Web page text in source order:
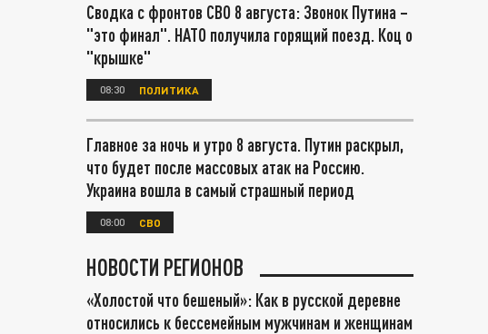
Сводка с фронтов СВО 8 августа: Звонок Путина –
"это финал". НАТО получила горящий поезд. Коц о
"крышке"
08:30 ПОЛИТИКА
Главное за ночь и утро 8 августа. Путин раскрыл,
что будет после массовых атак на Россию.
Украина вошла в самый страшный период
08:00 СВО
НОВОСТИ РЕГИОНОВ
«Холостой что бешеный»: Как в русской деревне
относились к бессемейным мужчинам и женщинам